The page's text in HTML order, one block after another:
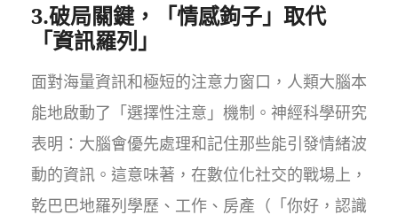
3.破局關鍵，「情感鉤子」取代
「資訊羅列」
面對海量資訊和極短的注意力窗口，人類大腦本
能地啟動了「選擇性注意」機制。神經科學研究
表明：大腦會優先處理和記住那些能引發情緒波
動的資訊。這意味著，在數位化社交的戰場上，
乾巴巴地羅列學歷、工作、房產（「你好，認識